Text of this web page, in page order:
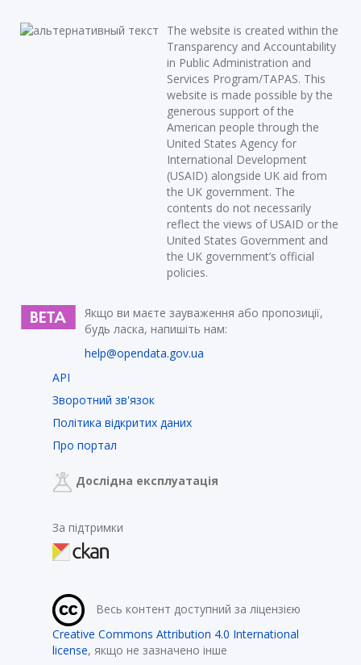
The website is created within the
Transparency and Accountability
in Public Administration and
Services Program/TAPAS. This
website is made possible by the
generous support of the
American people through the
United States Agency for
International Development
(USAID) alongside UK aid from
the UK government. The
contents do not necessarily
reflect the views of USAID or the
United States Government and
the UK government’s official
policies.
Якщо ви маєте зауваження або пропозиції,
будь ласка, напишіть нам:
help@opendata.gov.ua
API
Зворотний зв'язок
Політика відкритих даних
Про портал
Дослідна експлуатація
За підтримки
Весь контент доступний за ліцензією
Creative Commons Attribution 4.0 International
license, якщо не зазначено інше